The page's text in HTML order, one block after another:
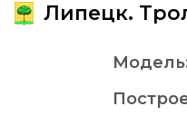
Липецк.